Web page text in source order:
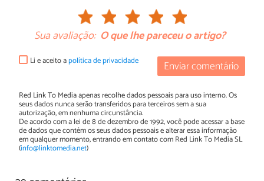
Sua avaliação: O que lhe pareceu o artigo?
Enviar comentário
Li e aceito apolítica de privacidade
Red Link To Media apenas recolhe dados pessoais para uso interno. Os
seus dados nunca serão transferidos para terceiros sem a sua
autorização, em nenhuma circunstância.
De acordo com a lei de 8 de dezembro de 1992, você pode acessar a base
de dados que contém os seus dados pessoais e alterar essa informação
em qualquer momento, entrando em contato com Red Link To Media SL
(info@linktomedia.net)